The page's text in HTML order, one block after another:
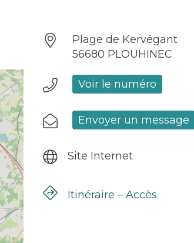
Plage de Kervégant
56680 PLOUHINEC
Voir le numéro
Envoyer un message
Site Internet
Itinéraire – Accès